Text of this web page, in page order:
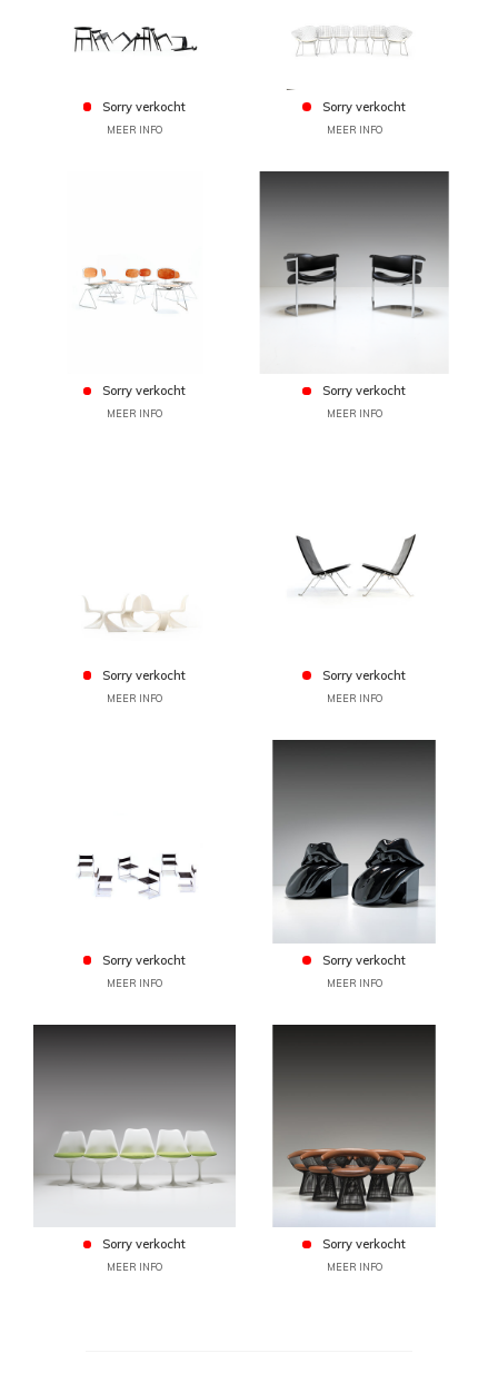
Sorry verkocht
MEER INFO
Sorry verkocht
MEER INFO
Sorry verkocht
MEER INFO
Sorry verkocht
MEER INFO
Sorry verkocht
MEER INFO
Sorry verkocht
MEER INFO
Sorry verkocht
MEER INFO
Sorry verkocht
MEER INFO
Sorry verkocht
MEER INFO
Sorry verkocht
MEER INFO